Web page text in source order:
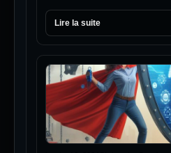
Lire la suite